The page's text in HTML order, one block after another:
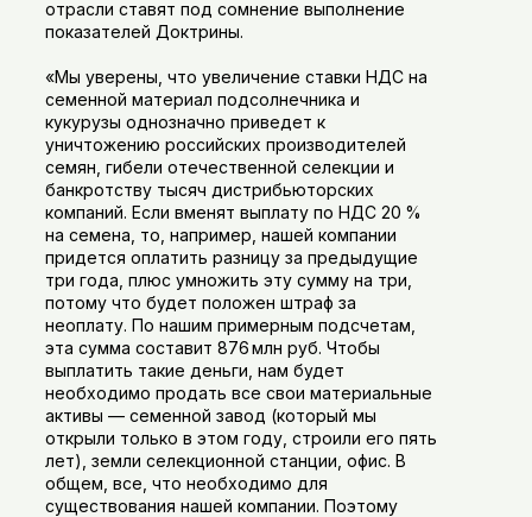
отрасли ставят под сомнение выполнение
показателей Доктрины.
«Мы уверены, что увеличение ставки НДС на
семенной материал подсолнечника и
кукурузы однозначно приведет к
уничтожению российских производителей
семян, гибели отечественной селекции и
банкротству тысяч дистрибьюторских
компаний. Если вменят выплату по НДС 20 %
на семена, то, например, нашей компании
придется оплатить разницу за предыдущие
три года, плюс умножить эту сумму на три,
потому что будет положен штраф за
неоплату. По нашим примерным подсчетам,
эта сумма составит 876 млн руб. Чтобы
выплатить такие деньги, нам будет
необходимо продать все свои материальные
активы — семенной завод (который мы
открыли только в этом году, строили его пять
лет), земли селекционной станции, офис. В
общем, все, что необходимо для
существования нашей компании. Поэтому